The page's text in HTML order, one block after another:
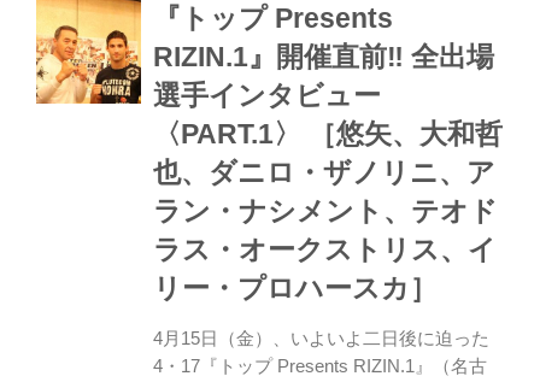
ントのコメント 「みなさん、本日は元谷選
手にドクタースポットがかかり、試合に出
場できなかったこと、アグレッシブなシュ
ートボクセの戦いを見せられなかったこと
が残念です。ただ、日本に来ることができ
て光栄に思っています。そしてファンにみ
なさんに会えたことも光...
『トップ Presents
RIZIN.1』開催直前‼︎ 全出場
選手インタビュー
〈PART.1〉 ［悠矢、大和哲
也、ダニロ・ザノリニ、ア
ラン・ナシメント、テオド
ラス・オークストリス、イ
リー・プロハースカ］
4月15日（金）、いよいよ二日後に迫った
4・17『トップ Presents RIZIN.1』（名古